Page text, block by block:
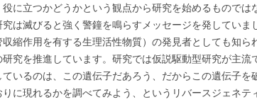
に立つかどうかという観点から研究を始めるものでは
は滅びると強く警鐘を鳴らすメッセージを発していま
収縮作用を有する生理活性物質）の発見者としても知ら
究を推進しています。研究では仮説駆動型研究が主流
いるのは、この遺伝子だあろう、だからこの遺伝子を
に現れるかを調べてみよう、というリバースジェネテ